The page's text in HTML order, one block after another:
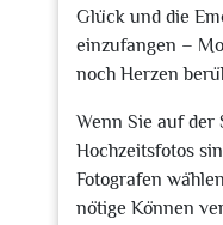
Glück und die
einzufangen –
noch Herzen
Wenn Sie auf der
Hochzeitsfotos
Fotografen
nötige Können